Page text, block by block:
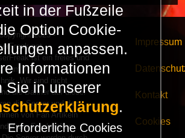
2025 -
ist ein freies und
zum Thema
Wir sind nicht
die Banner auf dieser
die Server und den
von Fan Artikeln
um Freaktreffen
Impressum
Kontakt
Cookies
in der Fußzeile
Option Cookie-
anpassen.
Informationen
Sie in unserer
.
Erforderliche Cookies